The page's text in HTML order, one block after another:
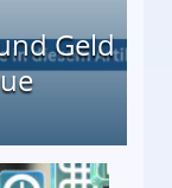
Geld